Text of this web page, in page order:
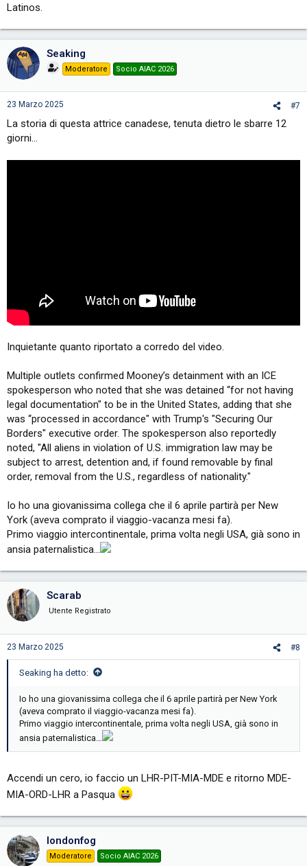
Latinos.
Seaking
Moderatore Socio AIAC 2026
23 Marzo 2025 #7
La storia di questa attrice canadese, tenuta dietro le sbarre 12
giorni…
Inquietante quanto riportato a corredo del video.
Multiple outlets confirmed Mooney’s detainment with an ICE
spokesperson who noted that she was detained “for not having
legal documentation" to be in the United States, adding that she
was “processed in accordance" with Trump's "Securing Our
Borders" executive order. The spokesperson also reportedly
noted, "All aliens in violation of U.S. immigration law may be
subject to arrest, detention and, if found removable by final
order, removal from the U.S., regardless of nationality."
Io ho una giovanissima collega che il 6 aprile partirà per New
York (aveva comprato il viaggio-vacanza mesi fa).
Primo viaggio intercontinentale, prima volta negli USA, già sono in
ansia paternalistica…
Scarab
Utente Registrato
23 Marzo 2025 #8
Seaking ha detto:
Io ho una giovanissima collega che il 6 aprile partirà per New York
(aveva comprato il viaggio-vacanza mesi fa).
Primo viaggio intercontinentale, prima volta negli USA, già sono in
ansia paternalistica…
Accendi un cero, io faccio un LHR-PIT-MIA-MDE e ritorno MDE-
MIA-ORD-LHR a Pasqua
londonfog
Moderatore Socio AIAC 2026